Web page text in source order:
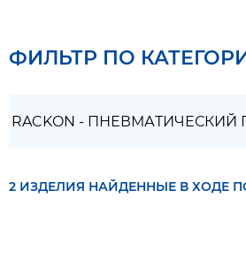
ФИЛЬТР ПО
2 ИЗДЕЛИЯ НАЙДЕННЫЕ В ХОДЕ